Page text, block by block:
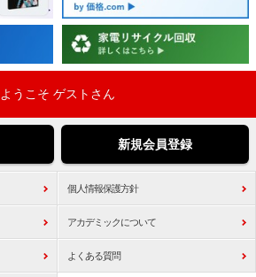
ようこそ ゲストさん
新規会員登録
個人情報保護方針
アカデミックについて
よくある質問